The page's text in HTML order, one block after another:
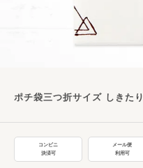
ポチ袋三つ折サイズ しきたり
コンビニ
決済可
メール便
利用可